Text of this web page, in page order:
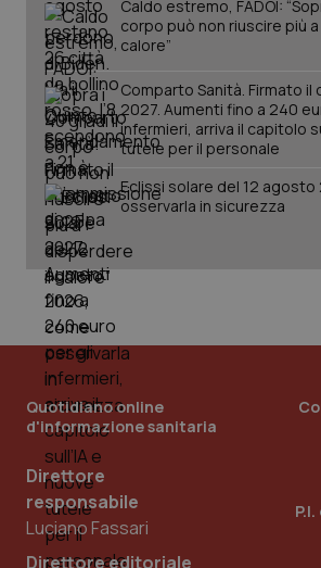
Caldo estremo, FADOI:
corpo può non riuscire più
calore”
Comparto Sanità. Firmato
2027. Aumenti fino a 240
infermieri, arriva il capitolo
tutele per il personale
Eclissi solare del 12
osservarla in sicurezza
Quotidiano online
d'informazione sanitaria
Direttore
responsabile
Luciano Fassari
Direttore editoriale
tracking-sites-ironfish-
session-id
_ga